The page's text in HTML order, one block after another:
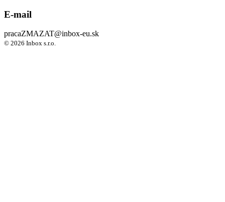
E-mail
pracaZMAZAT@inbox-eu.sk
© 2026 Inbox s.r.o.